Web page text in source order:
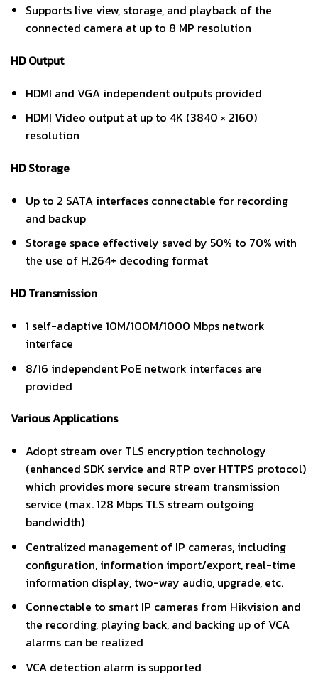
Supports live view, storage, and playback of the
connected camera at up to 8 MP resolution
HD Output
HDMI and VGA independent outputs provided
HDMI Video output at up to 4K (3840 × 2160)
resolution
HD Storage
Up to 2 SATA interfaces connectable for recording
and backup
Storage space effectively saved by 50% to 70% with
the use of H.264+ decoding format
HD Transmission
1 self-adaptive 10M/100M/1000 Mbps network
interface
8/16 independent PoE network interfaces are
provided
Various Applications
Adopt stream over TLS encryption technology
(enhanced SDK service and RTP over HTTPS protocol)
which provides more secure stream transmission
service (max. 128 Mbps TLS stream outgoing
bandwidth)
Centralized management of IP cameras, including
configuration, information import/export, real-time
information display, two-way audio, upgrade, etc.
Connectable to smart IP cameras from Hikvision and
the recording, playing back, and backing up of VCA
alarms can be realized
VCA detection alarm is supported